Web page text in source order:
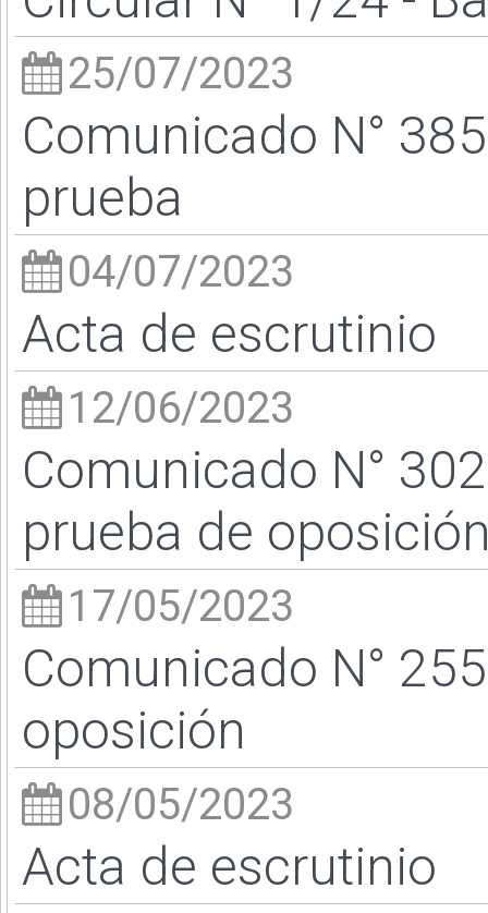
25/07/2023
Comunicado N°
prueba
04/07/2023
Acta de escrutinio
12/06/2023
Comunicado N°
prueba de
17/05/2023
Comunicado N°
oposición
08/05/2023
Acta de escrutinio